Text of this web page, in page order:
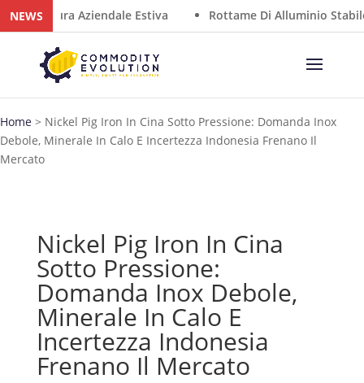
NEWS
Chiusura Aziendale Estiva Rottame Di Alluminio Stabile
Home > Nickel Pig Iron In Cina Sotto Pressione: Domanda Inox
Debole, Minerale In Calo E Incertezza Indonesia Frenano Il
Mercato
Nickel Pig Iron In Cina
Sotto Pressione:
Domanda Inox Debole,
Minerale In Calo E
Incertezza Indonesia
Frenano Il Mercato